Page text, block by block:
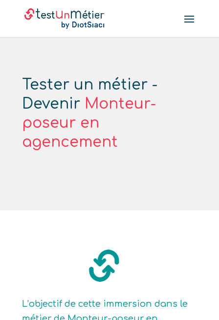
Tester un métier -
Devenir Monteur-
poseur en
agencement
L’objectif de cette immersion dans le